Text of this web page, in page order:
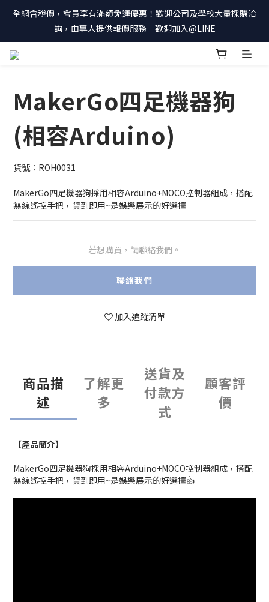
全網含稅價，會員享有滿額免運優惠！歡迎公司及學校大量採購洽
詢，由專人提供報價服務｜歡迎加入@LINE
MakerGo四足機器狗
(相容Arduino)
貨號：ROH0031
MakerGo四足機器狗採用相容Arduino+MOCO控制器組成，搭配
無線遙控手把，貨到即用~是娛樂展示的好選擇
若想購買，請聯絡我們。
聯絡我們
加入追蹤清單
商品描
述
了解更
多
送貨及
付款方
式
顧客評
價
【產品簡介】
MakerGo四足機器狗採用相容Arduino+MOCO控制器組成，搭配
無線遙控手把，貨到即用~是娛樂展示的好選擇👍